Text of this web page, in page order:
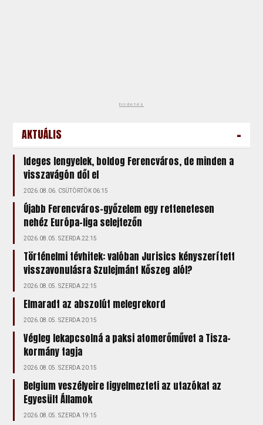
hirdetés
AKTUÁLIS -
Ideges lengyelek, boldog Ferencváros, de minden a
visszavágón dől el
2026.08.06. CSÜTÖRTÖK 06:15
Újabb Ferencváros-győzelem egy rettenetesen
nehéz Európa-liga selejtezőn
2026.08.05. SZERDA 22:15
Történelmi tévhitek: valóban Jurisics kényszerített
visszavonulásra Szulejmánt Kőszeg alól?
2026.08.05. SZERDA 22:15
Elmaradt az abszolút melegrekord
2026.08.05. SZERDA 20:15
Végleg lekapcsolná a paksi atomerőművet a Tisza-
kormány tagja
2026.08.05. SZERDA 20:15
Belgium veszélyeire figyelmezteti az utazókat az
Egyesült Államok
2026.08.05. SZERDA 19:15